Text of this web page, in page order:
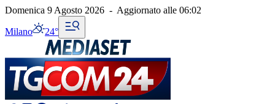
Domenica 9 Agosto 2026 - Aggiornato alle 06:02
Milano 24°